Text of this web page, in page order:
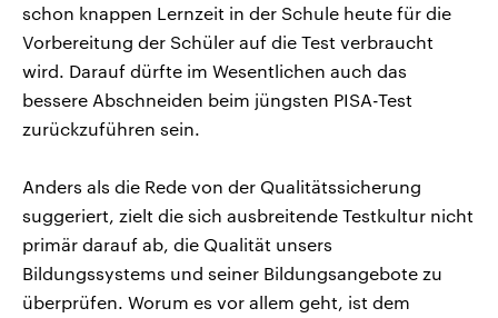
schon knappen Lernzeit in der Schule heute für die
Vorbereitung der Schüler auf die Test verbraucht
wird. Darauf dürfte im Wesentlichen auch das
bessere Abschneiden beim jüngsten PISA-Test
zurückzuführen sein.
Anders als die Rede von der Qualitätssicherung
suggeriert, zielt die sich ausbreitende Testkultur nicht
primär darauf ab, die Qualität unsers
Bildungssystems und seiner Bildungsangebote zu
überprüfen. Worum es vor allem geht, ist dem